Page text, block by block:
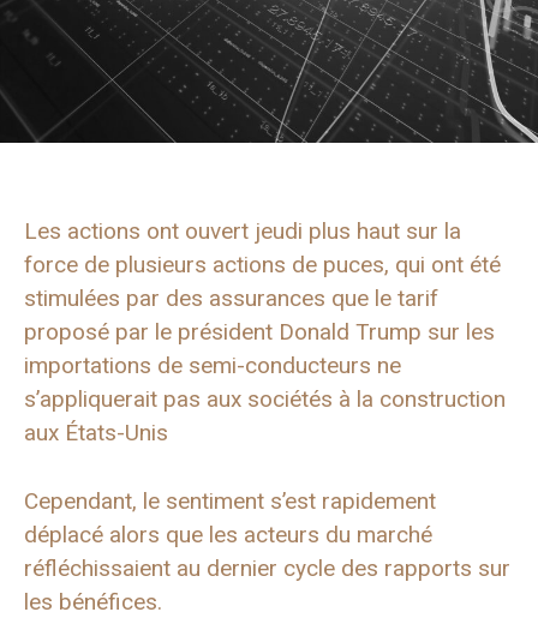
Les actions ont ouvert jeudi plus haut sur la
force de plusieurs actions de puces, qui ont été
stimulées par des assurances que le tarif
proposé par le président Donald Trump sur les
importations de semi-conducteurs ne
s’appliquerait pas aux sociétés à la construction
aux États-Unis
Cependant, le sentiment s’est rapidement
déplacé alors que les acteurs du marché
réfléchissaient au dernier cycle des rapports sur
les bénéfices.